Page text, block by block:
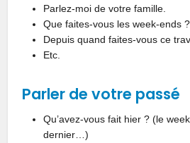
Parlez-moi de votre famille.
Que faites-vous les week-ends ?
Depuis quand faites-vous ce
Etc.
Parler de votre passé
Qu’avez-vous fait hier ? (le
dernier…)